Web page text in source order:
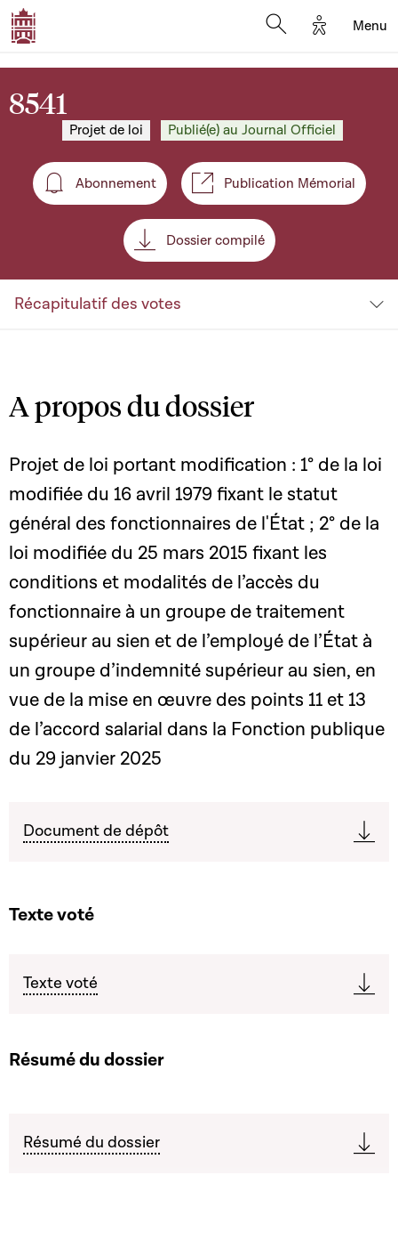
Options
Menu
8541
Projet de loi Publié(e) au Journal Officiel
Abonnement
Abonnement Publication Mémorial
Dossier compilé
Récapitulatif des votes
A propos du dossier
Projet de loi portant modification : 1° de la loi
modifiée du 16 avril 1979 fixant le statut
général des fonctionnaires de l'État ; 2° de la
loi modifiée du 25 mars 2015 fixant les
conditions et modalités de l’accès du
fonctionnaire à un groupe de traitement
supérieur au sien et de l’employé de l’État à
un groupe d’indemnité supérieur au sien, en
vue de la mise en œuvre des points 11 et 13
de l’accord salarial dans la Fonction publique
du 29 janvier 2025
Document de dépôt
Texte voté
Texte voté
Résumé du dossier
Résumé du dossier